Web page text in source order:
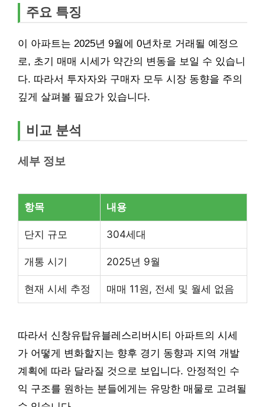
주요 특징
이 아파트는 2025년 9월에 0년차로 거래될 예정으
로, 초기 매매 시세가 약간의 변동을 보일 수 있습니
다. 따라서 투자자와 구매자 모두 시장 동향을 주의
깊게 살펴볼 필요가 있습니다.
비교 분석
세부 정보
항목 내용
단지 규모 304세대
개통 시기 2025년 9월
현재 시세 추정 매매 11원, 전세 및 월세 없음
따라서 신창유탑유블레스리버시티 아파트의 시세
가 어떻게 변화할지는 향후 경기 동향과 지역 개발
계획에 따라 달라질 것으로 보입니다. 안정적인 수
익 구조를 원하는 분들에게는 유망한 매물로 고려될